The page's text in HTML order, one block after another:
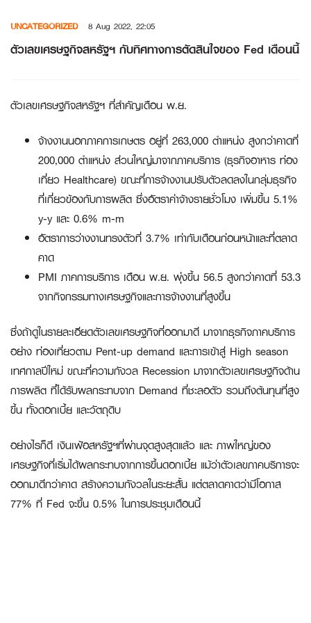
content
UNCATEGORIZED 8 Aug 2022, 22:05
ตัวเลขเศรษฐกิจสหรัฐฯ กับทิศทางการตัดสินใจของ Fed เดือนนี้
ตัวเลขเศรษฐกิจสหรัฐฯ ที่สำคัญเดือน พ.ย.
จ้างงานนอกภาคการเกษตร อยู่ที่ 263,000 ตำแหน่ง สูงกว่าคาดที่
200,000 ตำแหน่ง ส่วนใหญ่มาจากภาคบริการ (ธุรกิจอาหาร ท่อง
เที่ยว Healthcare) ขณะที่การจ้างงานปรับตัวลดลงในกลุ่มธุรกิจ
ที่เกี่ยวข้องกับการผลิต ซึ่งอัตราค่าจ้างรายชั่วโมง เพิ่มขึ้น 5.1%
y-y และ 0.6% m-m
อัตราการว่างงานทรงตัวที่ 3.7% เท่ากับเดือนก่อนหน้าและที่ตลาด
คาด
PMI ภาคการบริการ เดือน พ.ย. พุ่งขึ้น 56.5 สูงกว่าคาดที่ 53.3
จากกิจกรรมทางเศรษฐกิจและการจ้างงานที่สูงขึ้น
ซึ่งถ้าดูในรายละเอียดตัวเลขเศรษฐกิจที่ออกมาดี มาจากธุรกิจภาคบริการ
อย่าง ท่องเที่ยวตาม Pent-up demand และการเข้าสู่ High season
เทศกาลปีใหม่ ขณะที่ความกังวล Recession มาจากตัวเลขเศรษฐกิจด้าน
การผลิต ที่ได้รับผลกระทบจาก Demand ที่ชะลอตัว รวมถึงต้นทุนที่สูง
ขึ้น ทั้งดอกเบี้ย และวัตถุดิบ
อย่างไรก็ดี เงินเฟ้อสหรัฐฯที่ผ่านจุดสูงสุดแล้ว และ ภาพใหญ่ของ
เศรษฐกิจที่เริ่มได้ผลกระทบจากการขึ้นดอกเบี้ย แม้ว่าตัวเลขภาคบริการจะ
ออกมาดีกว่าคาด สร้างความกังวลในระยะสั้น แต่ตลาดคาดว่ามีโอกาส
77% ที่ Fed จะขึ้น 0.5% ในการประชุมเดือนนี้